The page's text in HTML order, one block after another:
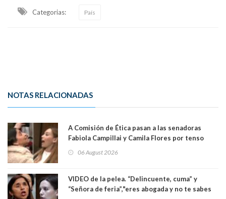
Categorias: País
NOTAS RELACIONADAS
A Comisión de Ética pasan a las senadoras
Fabiola Campillai y Camila Flores por tenso
06 August 2026
VIDEO de la pelea. “Delincuente, cuma” y
“Señora de feria”,"eres abogada y no te sabes